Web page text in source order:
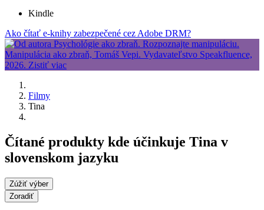
Kindle
Ako čítať e-knihy zabezpečené cez Adobe DRM?
Filmy
Tina
Čítané produkty kde účinkuje Tina v
slovenskom jazyku
Zúžiť výber
Zoradiť